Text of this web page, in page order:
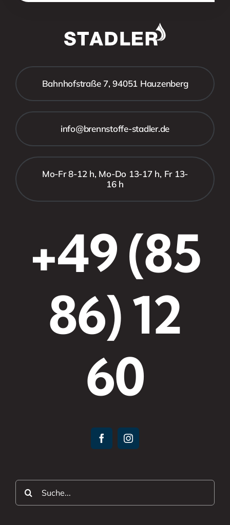
Bahnhofstraße 7, 94051 Hauzenberg
info@brennstoffe-stadler.de
Mo-Fr 8-12 h, Mo-Do 13-17 h, Fr 13-
16 h
+49 (85
86) 12
60
Suche
nach: